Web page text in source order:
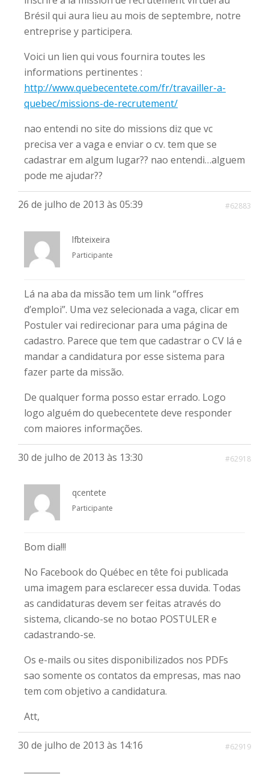
Brésil qui aura lieu au mois de septembre, notre
entreprise y participera.
Voici un lien qui vous fournira toutes les
informations pertinentes :
http://www.quebecentete.com/fr/travailler-a-
quebec/missions-de-recrutement/
nao entendi no site do missions diz que vc
precisa ver a vaga e enviar o cv. tem que se
cadastrar em algum lugar?? nao entendi…alguem
pode me ajudar??
26 de julho de 2013 às 05:39 #62883
lfbteixeira
Participante
Lá na aba da missão tem um link “offres
d’emploi”. Uma vez selecionada a vaga, clicar em
Postuler vai redirecionar para uma página de
cadastro. Parece que tem que cadastrar o CV lá e
mandar a candidatura por esse sistema para
fazer parte da missão.
De qualquer forma posso estar errado. Logo
logo alguém do quebecentete deve responder
com maiores informações.
30 de julho de 2013 às 13:30 #62918
qcentete
Participante
Bom dia!!!
No Facebook do Québec en tête foi publicada
uma imagem para esclarecer essa duvida. Todas
as candidaturas devem ser feitas através do
sistema, clicando-se no botao POSTULER e
cadastrando-se.
Os e-mails ou sites disponibilizados nos PDFs
sao somente os contatos da empresas, mas nao
tem com objetivo a candidatura.
Att,
30 de julho de 2013 às 14:16 #62919